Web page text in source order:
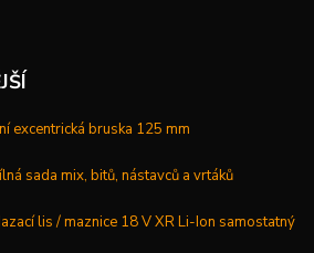
excentrická bruska 125 mm
sada mix, bitů, nástavců a vrtáků
lis / maznice 18 V XR Li-Ion samostatný